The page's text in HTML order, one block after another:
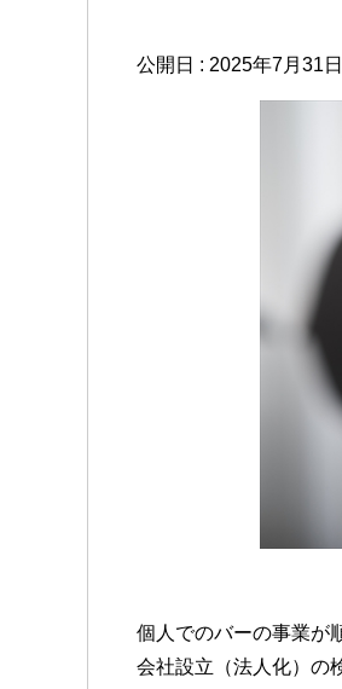
公開日 : 2025年7月31日
個人でのバーの事業が
会社設立（法人化）の